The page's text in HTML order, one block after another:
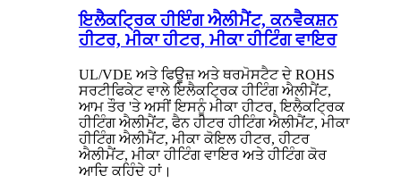
ਇਲੈਕਟ੍ਰਿਕ ਹੀਇੰਗ ਐਲੀਮੈਂਟ, ਕਨਵੈਕਸ਼ਨ
ਹੀਟਰ, ਮੀਕਾ ਹੀਟਰ, ਮੀਕਾ ਹੀਟਿੰਗ ਵਾਇਰ
UL/VDE ਅਤੇ ਫਿਊਜ਼ ਅਤੇ ਥਰਮੋਸਟੈਟ ਦੇ ROHS
ਸਰਟੀਫਿਕੇਟ ਵਾਲੇ ਇਲੈਕਟ੍ਰਿਕ ਹੀਟਿੰਗ ਐਲੀਮੈਂਟ,
ਆਮ ਤੌਰ 'ਤੇ ਅਸੀਂ ਇਸਨੂੰ ਮੀਕਾ ਹੀਟਰ, ਇਲੈਕਟ੍ਰਿਕ
ਹੀਟਿੰਗ ਐਲੀਮੈਂਟ, ਫੈਨ ਹੀਟਰ ਹੀਟਿੰਗ ਐਲੀਮੈਂਟ, ਮੀਕਾ
ਹੀਟਿੰਗ ਐਲੀਮੈਂਟ, ਮੀਕਾ ਕੋਇਲ ਹੀਟਰ, ਹੀਟਰ
ਐਲੀਮੈਂਟ, ਮੀਕਾ ਹੀਟਿੰਗ ਵਾਇਰ ਅਤੇ ਹੀਟਿੰਗ ਕੋਰ
ਆਦਿ ਕਹਿੰਦੇ ਹਾਂ।